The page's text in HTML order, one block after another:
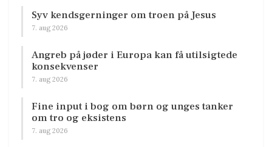
Syv kendsgerninger om troen på Jesus
7. aug 2026
Angreb på jøder i Europa kan få utilsigtede
konsekvenser
7. aug 2026
Fine input i bog om børn og unges tanker
om tro og eksistens
7. aug 2026